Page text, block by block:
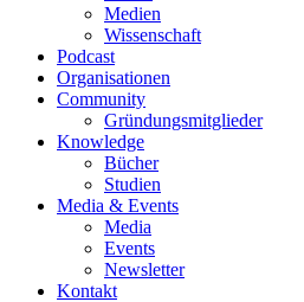
Medien
Wissenschaft
Podcast
Organisationen
Community
Gründungsmitglieder
Knowledge
Bücher
Studien
Media & Events
Media
Events
Newsletter
Kontakt